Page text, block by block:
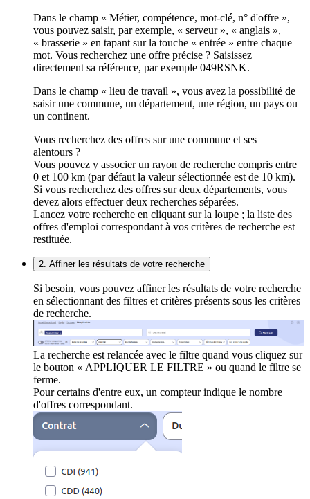
Dans le champ « Métier, compétence, mot-clé, n° d'offre »,
vous pouvez saisir, par exemple, « serveur », « anglais »,
« brasserie » en tapant sur la touche « entrée » entre chaque
mot. Vous recherchez une offre précise ? Saisissez
directement sa référence, par exemple 049RSNK.
Dans le champ « lieu de travail », vous avez la possibilité de
saisir une commune, un département, une région, un pays ou
un continent.
Vous recherchez des offres sur une commune et ses
alentours ?
Vous pouvez y associer un rayon de recherche compris entre
0 et 100 km (par défaut la valeur sélectionnée est de 10 km).
Si vous recherchez des offres sur deux départements, vous
devez alors effectuer deux recherches séparées.
Lancez votre recherche en cliquant sur la loupe ; la liste des
offres d'emploi correspondant à vos critères de recherche est
restituée.
2. Affiner les résultats de votre recherche
Si besoin, vous pouvez affiner les résultats de votre recherche
en sélectionnant des filtres et critères présents sous les critères
de recherche.
La recherche est relancée avec le filtre quand vous cliquez sur
le bouton « APPLIQUER LE FILTRE » ou quand le filtre se
ferme.
Pour certains d'entre eux, un compteur indique le nombre
d'offres correspondant.